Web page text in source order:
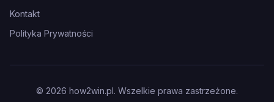
Kontakt
Polityka Prywatności
© 2026 how2win.pl. Wszelkie prawa zastrzeżone.